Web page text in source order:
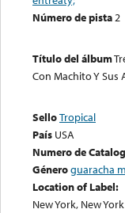
Número de pista2
Título del álbum
Con Machito Y Sus
SelloTropical
País USA
Numero de
Géneroguaracha
Location of Label:
New York, New York